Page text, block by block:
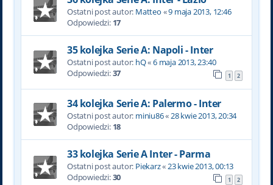
Ostatni post autor: Matteo «9 maja 2013, 12:46
Odpowiedzi: 17
35 kolejka Serie A: Napoli - Inter
Ostatni post autor: hQ«6 maja 2013, 23:40
Odpowiedzi:37 1 2
34 kolejka Serie A: Palermo - Inter
Ostatni post autor: miniu86«28 kwie 2013, 20:34
Odpowiedzi: 18
33 kolejka Serie A Inter - Parma
Ostatni post autor: Piekarz«23 kwie 2013, 00:13
Odpowiedzi:30 1 2